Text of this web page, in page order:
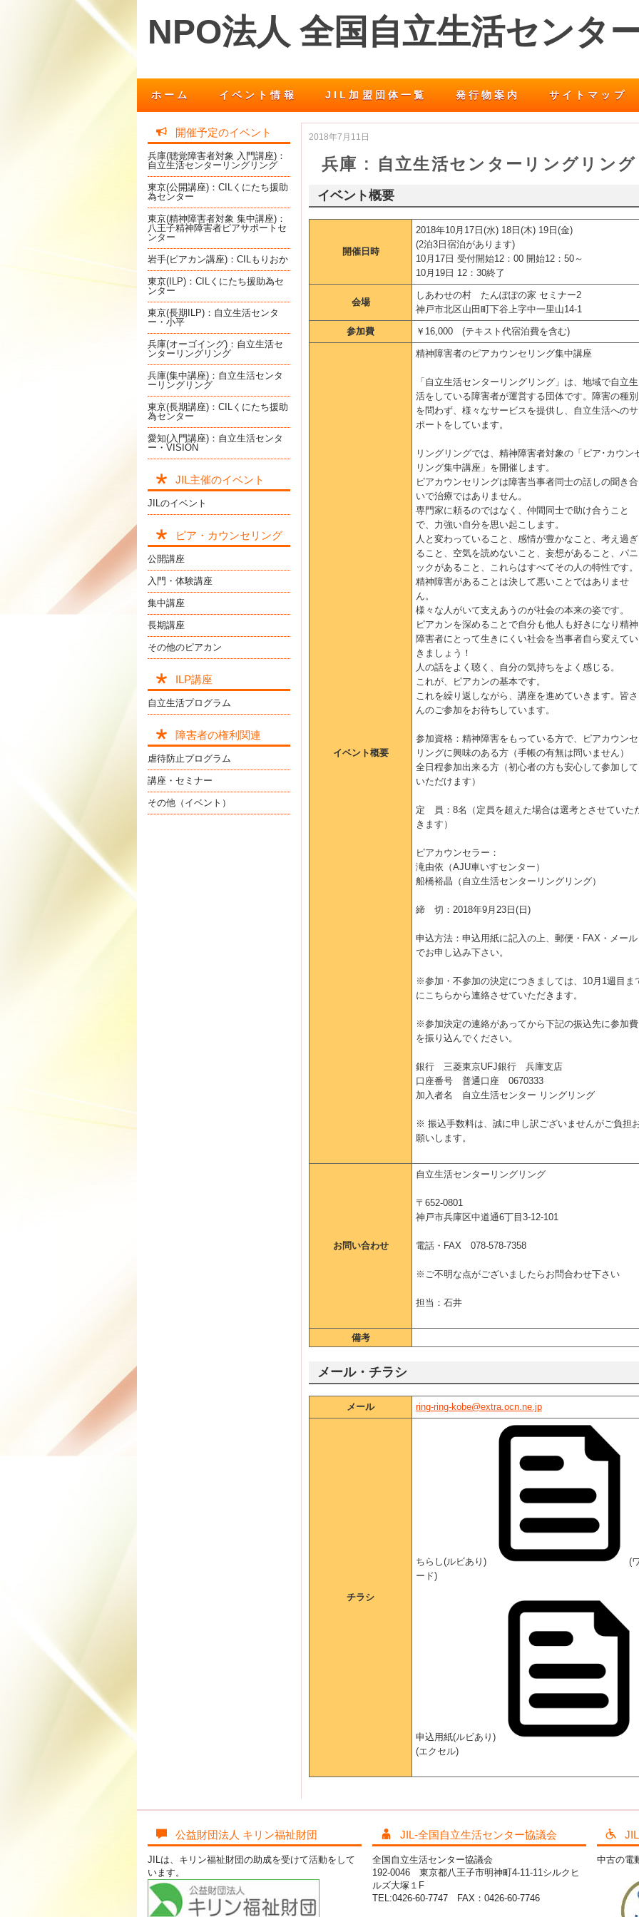
NPO法人 全国自立生活センタ
ホーム イベント情報 JIL加盟団体一覧 発行物案内 サイトマップ
2018年7月11日
兵庫 : 自立生活センターリングリング
イベント概要
開催日時
2018年10月17日(水) 18日(木) 19日(金)
(2泊3日宿泊があります)
10月17日 受付開始12：00 開始12：50～
10月19日 12：30終了
会場
しあわせの村 たんぽぽの家 セミナー2
神戸市北区山田町下谷上字中一里山14-1
参加費 ￥16,000 (テキスト代宿泊費を含む)
イベント概要
精神障害者のピアカウンセリング集中講座
「自立生活センターリングリング」は、地域で自立生
活をしている障害者が運営する団体です。障害の種別
を問わず、様々なサービスを提供し、自立生活へのサ
ポートをしています。
リングリングでは、精神障害者対象の「ピア･カウン
リング集中講座」を開催します。
ピアカウンセリングは障害当事者同士の話しの聞き合
いで治療ではありません。
専門家に頼るのではなく、仲間同士で助け合うこと
で、力強い自分を思い起こします。
人と変わっていること、感情が豊かなこと、考え過ぎ
ること、空気を読めないこと、妄想があること、パニ
ックがあること、これらはすべてその人の特性です。
精神障害があることは決して悪いことではありませ
ん。
様々な人がいて支えあうのが社会の本来の姿です。
ピアカンを深めることで自分も他人も好きになり精神
障害者にとって生きにくい社会を当事者自ら変えてい
きましょう！
人の話をよく聴く、自分の気持ちをよく感じる。
これが、ピアカンの基本です。
これを繰り返しながら、講座を進めていきます。皆さ
んのご参加をお待ちしています。
参加資格：精神障害をもっている方で、ピアカウンセ
リングに興味のある方（手帳の有無は問いません）
全日程参加出来る方（初心者の方も安心して参加して
いただけます）
定 員：8名（定員を超えた場合は選考とさせていた
きます）
ピアカウンセラー：
滝由依（AJU車いすセンター）
船橋裕晶（自立生活センターリングリング）
締 切：2018年9月23日(日)
申込方法：申込用紙に記入の上、郵便・FAX・メール
でお申し込み下さい。
※参加・不参加の決定につきましては、10月1週目ま
にこちらから連絡させていただきます。
※参加決定の連絡があってから下記の振込先に参加費
を振り込んでください。
銀行 三菱東京UFJ銀行 兵庫支店
口座番号 普通口座 0670333
加入者名 自立生活センター リングリング
※ 振込手数料は、誠に申し訳ございませんがご負担
願いします。
お問い合わせ
自立生活センターリングリング
〒652-0801
神戸市兵庫区中道通6丁目3-12-101
電話・FAX 078-578-7358
※ご不明な点がございましたらお問合わせ下さい
担当：石井
備考
メール・チラシ
メール ring-ring-kobe@extra.ocn.ne.jp
チラシ
ちらし(ルビあり)
(
ード)
申込用紙(ルビあり)
(エクセル)
開催予定のイベント
兵庫(聴覚障害者対象 入門講座)：
自立生活センターリングリング
東京(公開講座)：CILくにたち援助
為センター
東京(精神障害者対象 集中講座)：
八王子精神障害者ピアサポートセ
ンター
岩手(ピアカン講座)：CILもりおか
東京(ILP)：CILくにたち援助為セ
ンター
東京(長期ILP)：自立生活センタ
ー・小平
兵庫(オーゴイング)：自立生活セ
ンターリングリング
兵庫(集中講座)：自立生活センタ
ーリングリング
東京(長期講座)：CILくにたち援助
為センター
愛知(入門講座)：自立生活センタ
ー・VISION
JIL主催のイベント
JILのイベント
ピア・カウンセリング
公開講座
入門・体験講座
集中講座
長期講座
その他のピアカン
ILP講座
自立生活プログラム
障害者の権利関連
虐待防止プログラム
講座・セミナー
その他（イベント）
公益財団法人 キリン福祉財団
JILは、キリン福祉財団の助成を受けて活動をして
います。
JIL-全国自立生活センター協議会
全国自立生活センター協議会
192-0046 東京都八王子市明神町4-11-11シルクヒ
ルズ大塚１F
TEL:0426-60-7747 FAX：0426-60-7746
中古の電